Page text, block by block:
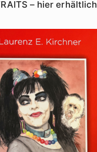
– hier erhältlich